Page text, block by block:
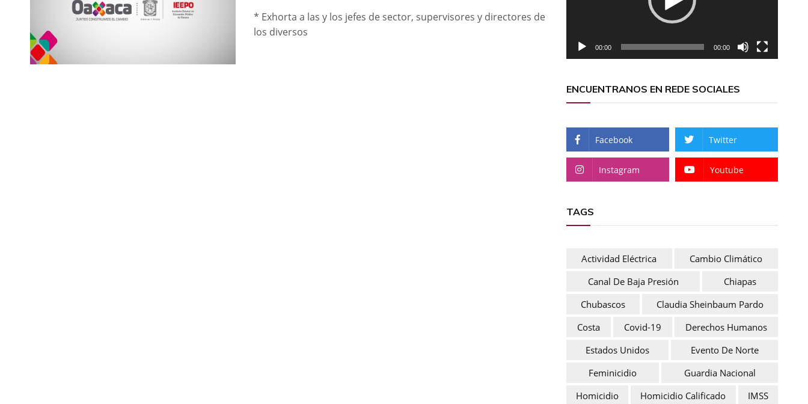
* Exhorta a las y los jefes de sector, supervisores y directores de
los diversos
00:00 00:00
ENCUENTRANOS EN REDE SOCIALES
Facebook Twitter
Instagram Youtube
TAGS
Actividad Eléctrica
Cambio Climático
Canal De Baja Presión
Chiapas
Chubascos
Claudia Sheinbaum Pardo
Costa
Covid-19
Derechos Humanos
Estados Unidos
Evento De Norte
Feminicidio
Guardia Nacional
Homicidio
Homicidio Calificado
IMSS